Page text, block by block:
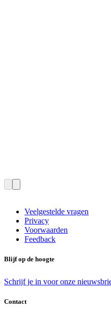
Veelgestelde vragen
Privacy
Voorwaarden
Feedback
Blijf op de hoogte
Schrijf je in voor onze
Contact